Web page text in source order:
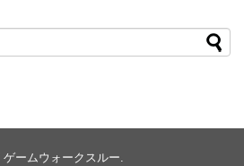
ゲームウォークスルー.